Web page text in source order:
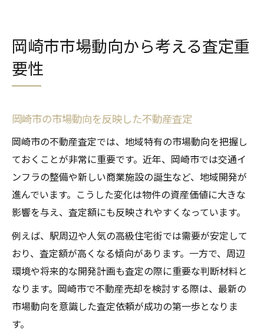
岡崎市市場動向から考える査定重
要性
岡崎市の市場動向を反映した不動産査定
岡崎市の不動産査定では、地域特有の市場動向を把握し
ておくことが非常に重要です。近年、岡崎市では交通イ
ンフラの整備や新しい商業施設の誕生など、地域開発が
進んでいます。こうした変化は物件の資産価値に大きな
影響を与え、査定額にも反映されやすくなっています。
例えば、駅周辺や人気の高級住宅街では需要が安定して
おり、査定額が高くなる傾向があります。一方で、周辺
環境や将来的な開発計画も査定の際に重要な判断材料と
なります。岡崎市で不動産売却を検討する際は、最新の
市場動向を意識した査定依頼が成功の第一歩となりま
す。